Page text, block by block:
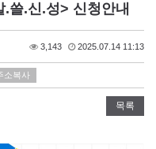
쓸.신.성> 신청안내
3,143 2025.07.14 11:13
소복사
목록